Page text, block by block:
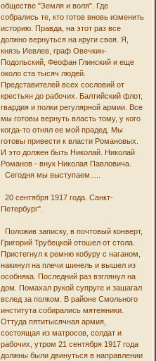
обществе "Земля и воля". Где
собрались те, кто готов вновь изменить
историю. Правда, на этот раз все
должно вернуться на круги своя. Я,
князь Иевлев, граф Овечкин-
Подольский, Феофан Глинский и еще
около ста тысяч людей.
Представителей всех сословий от
крестьян до рабочих. Балтийский флот,
гвардия и полки регулярной армии. Все
мы готовы вернуть власть тому, у кого
когда-то отнял ее мой прадед. Мы
готовы привести к власти Романовых.
И это должен быть Николай. Николай
Романов - внук Николая Павловича.
Сегодня мы выступаем.....
20 сентября 1917 года. Санкт-
Петербург".
Положив записку, в почтовый конверт,
Григорий Трубецкой отошел от стола.
Пристегнул к ремню кобуру с наганом,
накинул на плечи шинель и вышел из
особняка. Последний раз взглянул на
дом. Помахал рукой супруге и зашагал
вслед за полком. В районе Смольного
института собирались мятежники.
Оттуда пятитысячная армия,
состоящая из матросов, солдат и
рабочих, утром 21 сентября 1917 года
должны были двинуться в направлении